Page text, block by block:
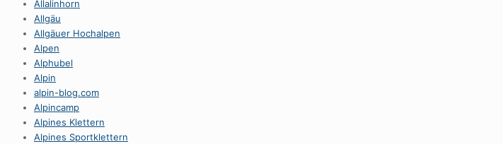
Allalinhorn
Allgäu
Allgäuer Hochalpen
Alpen
Alphubel
Alpin
alpin-blog.com
Alpincamp
Alpines Klettern
Alpines Sportklettern